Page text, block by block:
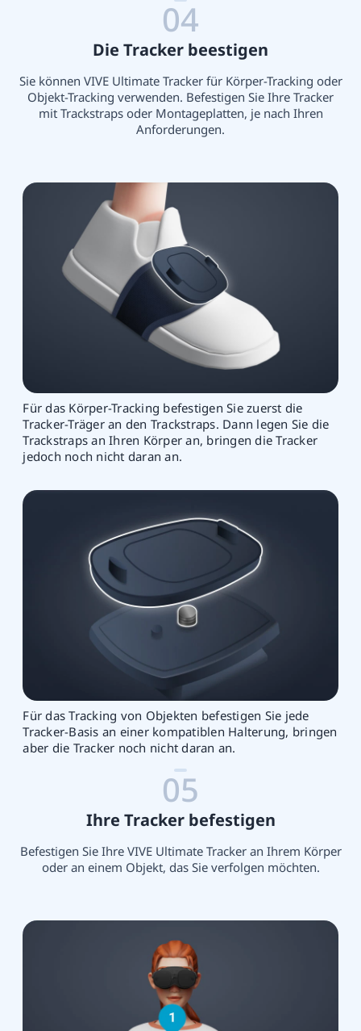
04
Die Tracker beestigen
Sie können VIVE Ultimate Tracker für Körper-Tracking oder
Objekt-Tracking verwenden. Befestigen Sie Ihre Tracker
mit Trackstraps oder Montageplatten, je nach Ihren
Anforderungen.
Für das Körper-Tracking befestigen Sie zuerst die
Tracker-Träger an den Trackstraps. Dann legen Sie die
Trackstraps an Ihren Körper an, bringen die Tracker
jedoch noch nicht daran an.
Für das Tracking von Objekten befestigen Sie jede
Tracker-Basis an einer kompatiblen Halterung, bringen
aber die Tracker noch nicht daran an.
05
Ihre Tracker befestigen
Befestigen Sie Ihre VIVE Ultimate Tracker an Ihrem Körper
oder an einem Objekt, das Sie verfolgen möchten.